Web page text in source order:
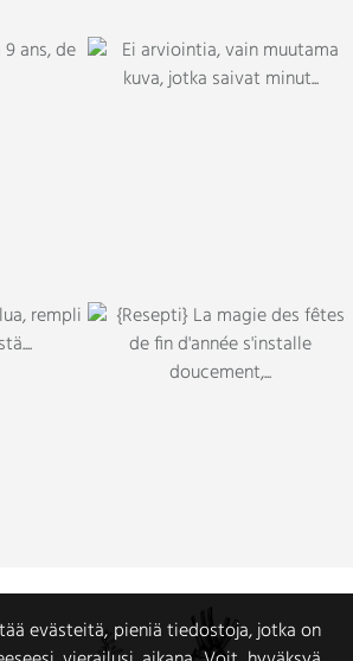
evästeitä, pieniä tiedostoja, jotka on